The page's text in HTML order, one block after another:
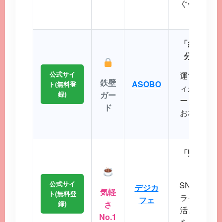
ぐ会える
公式サイ
ト(無料登
録)
鉄壁
ガー
ド
ASOBO
「細かな
分にぴっ
運営実績
ィが非常
ータから
お相手を
公式サイ
ト(無料登
録)
気軽
さ
No.1
デジカ
フェ
「堅苦し
SNS感覚
ライトな
活よりも